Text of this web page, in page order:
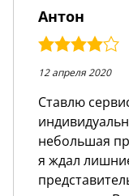
Антон
4,0
rating
12 апреля 2020
Ставлю
небольшая
я ждал